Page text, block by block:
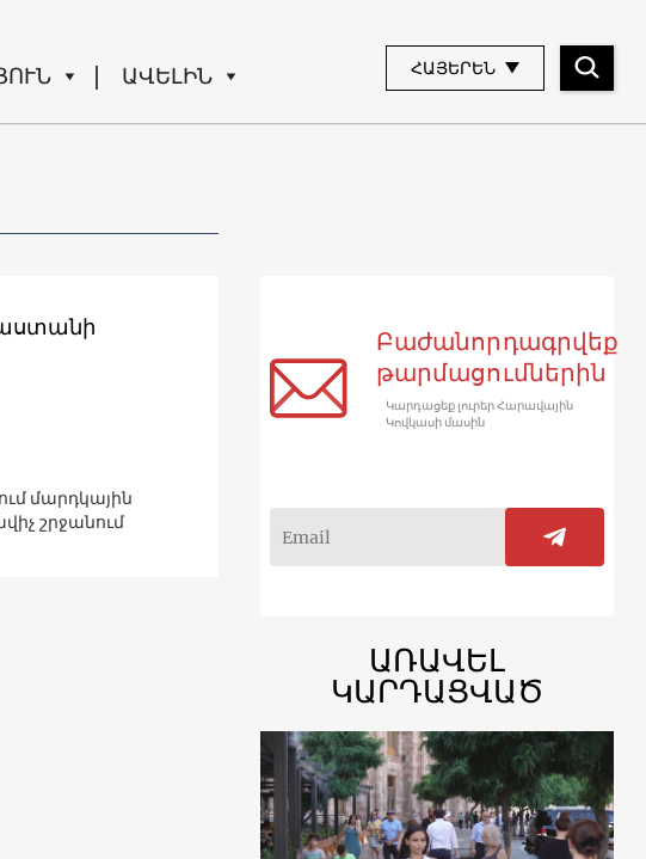
ԱՎԵԼԻՆ ՀԱՅԵՐԵՆ
մարդկային
շրջանում
Բաժանորդագրվեք
թարմացումներին
Կարդացեք լուրեր Հարավային
Կովկասի մասին
ԱՌԱՎԵԼ
ԿԱՐԴԱՑՎԱԾ